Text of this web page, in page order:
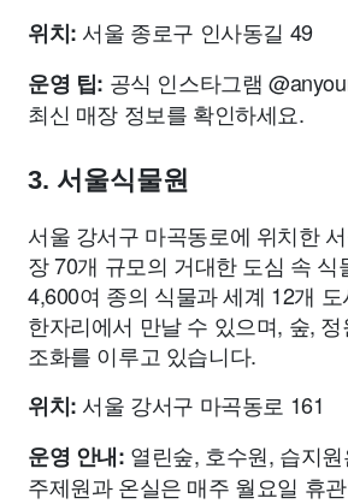
위치: 서울 종로구 인사동길 49
운영 팁: 공식 인스타그램
최신 매장 정보를 확인하세요.
3. 서울식물원
서울 강서구 마곡동로에 위치한
장 70개 규모의 거대한 도심 속
4,600여 종의 식물과 세계 12개
한자리에서 만날 수 있으며, 숲,
조화를 이루고 있습니다.
위치: 서울 강서구 마곡동로 161
운영 안내: 열린숲, 호수원, 습지
주제원과 온실은 매주 월요일 휴